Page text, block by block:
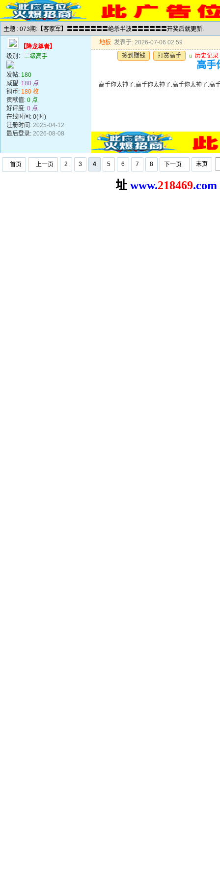
主题 : 073期:【客家军】〓〓〓〓〓〓〓绝杀半波〓〓〓〓〓〓开奖后就更新.
【降龙尊者】
级别： 二级高手
发帖: 180
威望: 180 点
铜币: 180 枚
贡献值: 0 点
好评度: 0 点
在线时间: 0(时)
注册时间: 2025-04-12
最后登录: 2026-08-08
地板 发表于: 2026-07-06 02:59
签到赚钱
打赏高手 u 历史记录
高手
高手你太神了.高手你太神了.高手你太神了.高
首页 上一页 2 3 4 5 6 7 8 下一页 末页
址 www.218469.com